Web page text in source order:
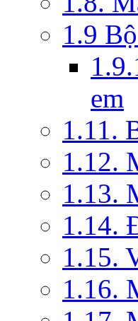
1.9
em
1.11.
1.12.
1.13.
1.14.
1.15.
1.16.